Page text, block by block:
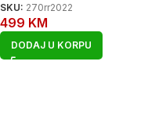
SKU: 270rr2022
499 KM
DODAJ U KORPU